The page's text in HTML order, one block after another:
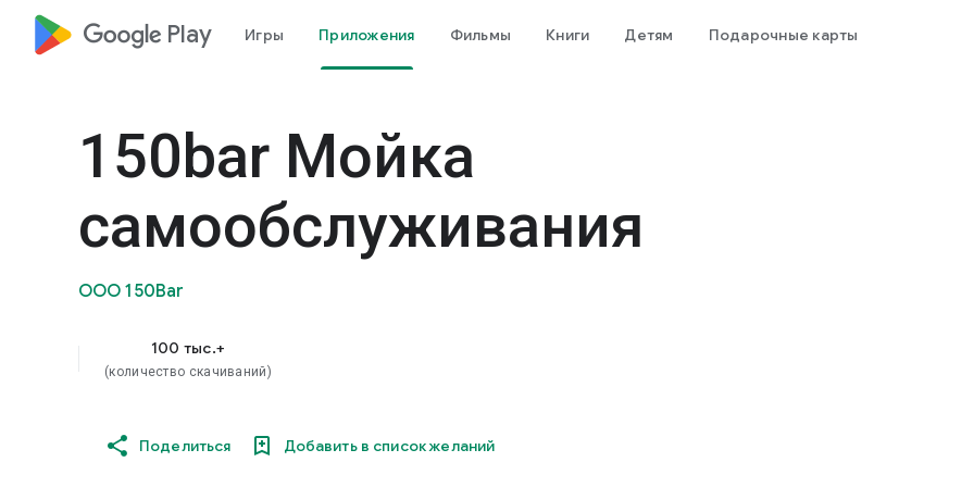
google_logo Play Игры Приложения Фильмы Книги Детям Подарочные карты
150bar Мойка
самообслуживания
ООО 150Bar
100 тыс.+
(количество скачиваний)
Поделиться Добавить в список желаний